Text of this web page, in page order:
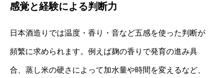
感覚と経験による判断力
日本酒造りでは温度・香り・音など五感を使った判断が
頻繁に求められます。例えば麹の香りで発育の進み具
合、蒸し米の硬さによって加水量や時間を変えるなど、